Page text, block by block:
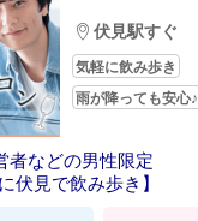
伏見駅すぐ
気軽に飲み歩き
雨が降っても安心♪
者などの男性限定
伏見で飲み歩き】